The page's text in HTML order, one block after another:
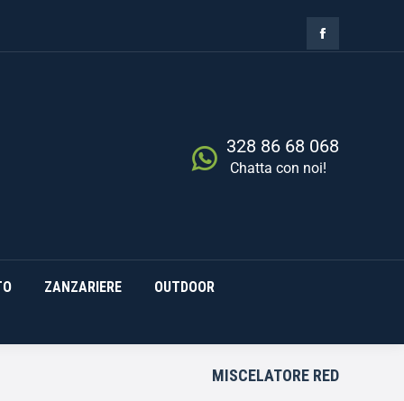
328 86 68 068
Chatta con noi!
ZANZARIERE OUTDOOR
MISCELATORE RED